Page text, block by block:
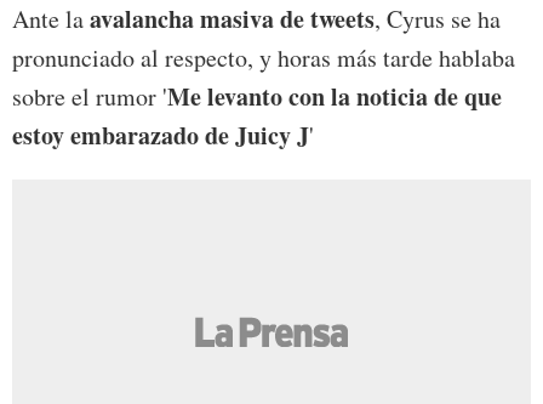
Ante laavalancha masiva de tweets, Cyrus se ha
pronunciado al respecto, y horas más tarde hablaba
sobre el rumor 'Me levanto con la noticia de que
estoy embarazado de Juicy J'